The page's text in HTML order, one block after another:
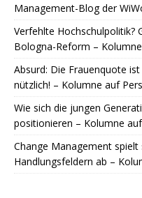
Management-Blog der
Verfehlte Hochschulpolitik?
Bologna-Reform –
Absurd: Die Frauenquote
nützlich! – Kolumne auf
Wie sich die jungen
positionieren – Kolumne
Change Management
Handlungsfeldern ab –